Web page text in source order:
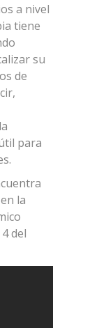
a nivel
tiene
su
de
para
la
del